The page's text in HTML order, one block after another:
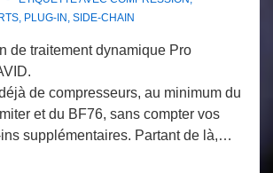
, PLUG-IN , SIDE-CHAIN
de traitement dynamique Pro
de compresseurs, au minimum du
et du BF76, sans compter vos
supplémentaires. Partant de là,…